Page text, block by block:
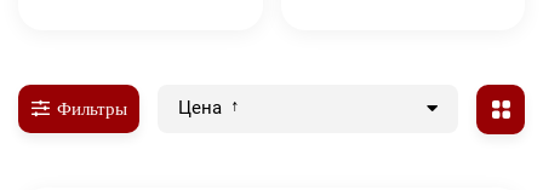
Фильтры Цена